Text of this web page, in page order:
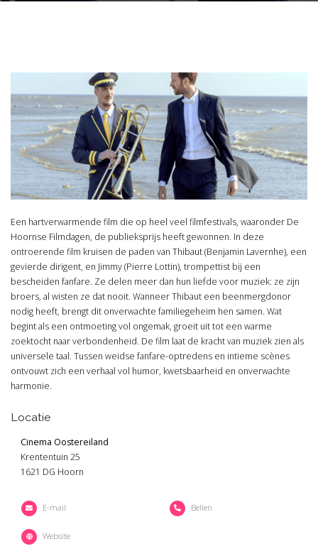
Een hartverwarmende film die op heel veel filmfestivals, waaronder De
Hoornse Filmdagen, de publieksprijs heeft gewonnen. In deze
ontroerende film kruisen de paden van Thibaut (Benjamin Lavernhe), een
gevierde dirigent, en Jimmy (Pierre Lottin), trompettist bij een
bescheiden fanfare. Ze delen meer dan hun liefde voor muziek: ze zijn
broers, al wisten ze dat nooit. Wanneer Thibaut een beenmergdonor
nodig heeft, brengt dit onverwachte familiegeheim hen samen. Wat
begint als een ontmoeting vol ongemak, groeit uit tot een warme
zoektocht naar verbondenheid. De film laat de kracht van muziek zien als
universele taal. Tussen weidse fanfare-optredens en intieme scènes
ontvouwt zich een verhaal vol humor, kwetsbaarheid en onverwachte
harmonie.
Locatie
Cinema Oostereiland
Krententuin 25
1621 DG Hoorn
E-mail Bellen
Website